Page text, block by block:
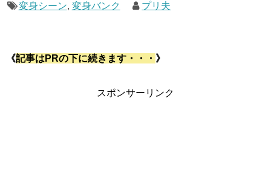
変身シーン, 変身バンク プリ夫
《記事はPRの下に続きます・・・ 》
スポンサーリンク